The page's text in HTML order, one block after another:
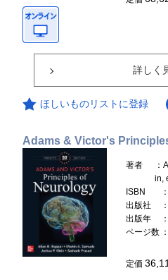
詳しく
ほしいものリストに登録
Adams & Victor's
著者
：
in,
ISBN
出版社
出版年
ページ数
定価